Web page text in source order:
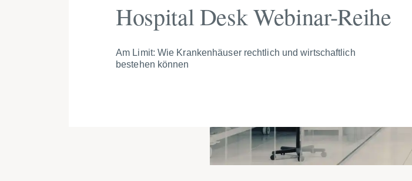
Hospital Desk Webinar-Reihe
Am Limit: Wie Krankenhäuser rechtlich und wirtschaftlich
bestehen können